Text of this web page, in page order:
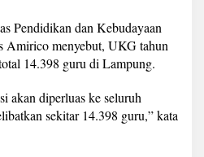
Pendidikan dan Kebudayaan
Amirico menyebut, UKG tahun
14.398 guru di Lampung.
akan diperluas ke seluruh
sekitar 14.398 guru,” kata